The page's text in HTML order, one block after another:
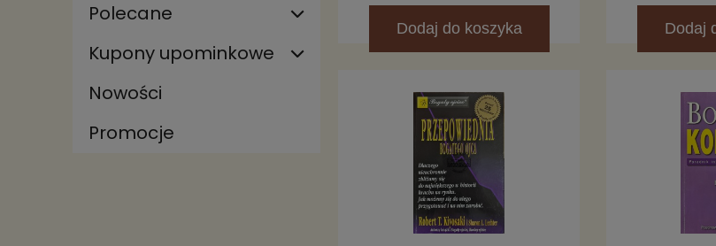
Polecane
Kupony upominkowe
Nowości
Promocje
Dodaj do koszyka Dodaj